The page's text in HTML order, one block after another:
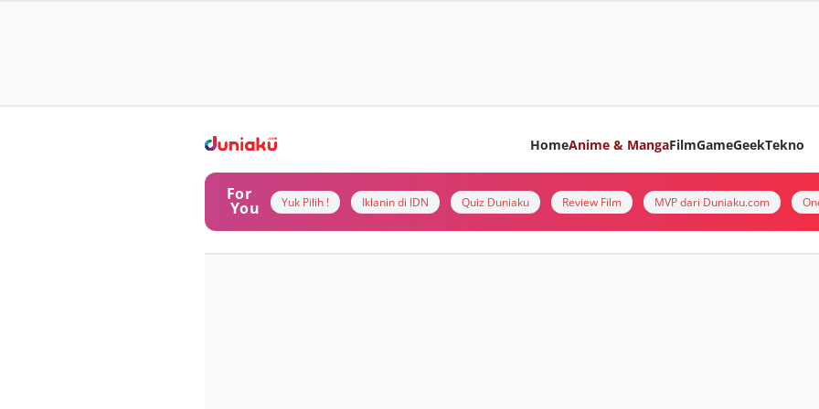
HomeAnime & MangaFilmGameGeekTekno
For
You Yuk Pilih ! Iklanin di IDN Quiz Duniaku Review Film MVP dari Duniaku.com